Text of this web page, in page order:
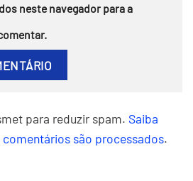
neste navegador para a
para reduzir spam. Saiba
são processados.